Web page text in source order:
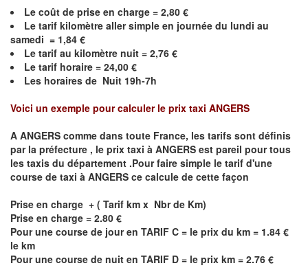
Le coût de prise en charge = 2,80 €
Le tarif kilomètre aller simple en journée du lundi au
samedi = 1,84 €
Le tarif au kilomètre nuit = 2,76 €
Le tarif horaire = 24,00 €
Les horaires de Nuit 19h-7h
Voici un exemple pour calculer le prix taxi ANGERS
A ANGERS comme dans toute France, les tarifs sont définis
par la préfecture , le prix taxi à ANGERS est pareil pour tous
les taxis du département .Pour faire simple le tarif d'une
course de taxi à ANGERS ce calcule de cette façon
Prise en charge + ( Tarif km x Nbr de Km)
Prise en charge = 2.80 €
Pour une course de jour en TARIF C = le prix du km = 1.84 €
le km
Pour une course de nuit en TARIF D = le prix km = 2.76 €